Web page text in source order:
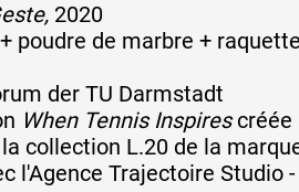
2020
poudre de marbre +
der TU Darmstadt
When Tennis Inspirescréée
collection L.20 de la
l'Agence Trajectoire Studio